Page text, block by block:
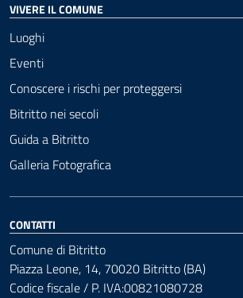
VIVERE IL COMUNE
Luoghi
Eventi
Conoscere i rischi per proteggersi
Bitritto nei secoli
Guida a Bitritto
Galleria Fotografica
CONTATTI
Comune di Bitritto
Piazza Leone, 14, 70020 Bitritto (BA)
Codice fiscale / P. IVA:00821080728